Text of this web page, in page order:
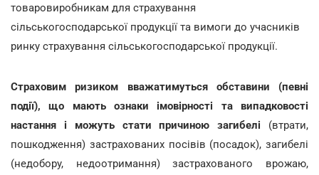
товаровиробникам для страхування
сільськогосподарської продукції та вимоги до учасників
ринку страхування сільськогосподарської продукції.
Страховим ризиком вважатимуться обставини (певні
події), що мають ознаки імовірності та випадковості
настання і можуть стати причиною
загибелі (втрати,
пошкодження) застрахованих посівів (посадок), загибелі
(недобору, недоотримання) застрахованого врожаю,